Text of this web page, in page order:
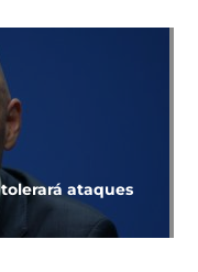
ataques